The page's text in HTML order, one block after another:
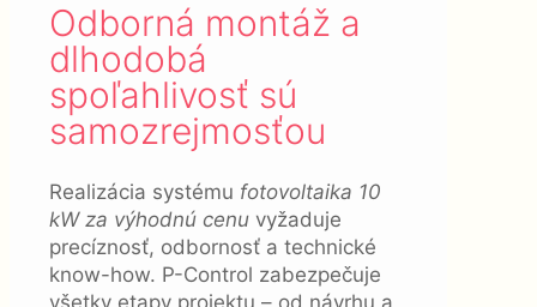
Odborná montáž a
dlhodobá
spoľahlivosť sú
samozrejmosťou
Realizácia systému fotovoltaika 10
kW za výhodnú cenu vyžaduje
precíznosť, odbornosť a technické
know-how. P-Control zabezpečuje
všetky etapy projektu – od návrhu a